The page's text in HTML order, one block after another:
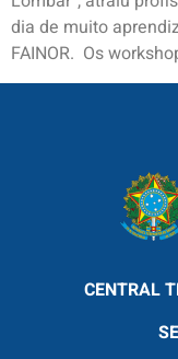
dia de muito
FAINOR. Os
CENTRAL